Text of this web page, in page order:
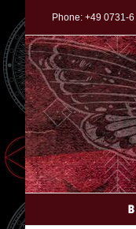
Inhalt
springen
Phone: +49 0731-